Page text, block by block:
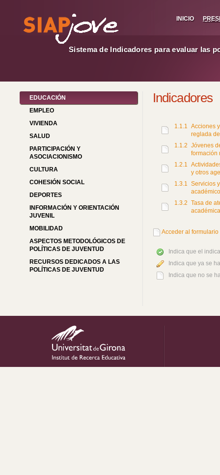
INICIO
Sistema de Indicadores para evaluar las
EDUCACIÓN
EMPLEO
VIVIENDA
SALUD
PARTICIPACIÓN Y
ASOCIACIONISMO
CULTURA
COHESIÓN SOCIAL
DEPORTES
INFORMACIÓN Y ORIENTACIÓN
JUVENIL
MOBILIDAD
ASPECTOS METODOLÓGICOS DE
POLÍTICAS DE JUVENTUD
RECURSOS DEDICADOS A LAS
POLÍTICAS DE JUVENTUD
Indicadores
1.1.1 Acciones
reglada
1.1.2 Jóvenes
formación
1.2.1
y otros
1.3.1 Servicios
1.3.2 Tasa de
Acceder al
Indica que el
Indica que ya se
Indica que no se